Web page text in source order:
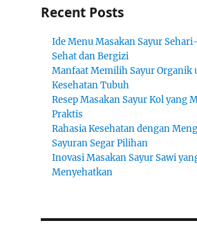
Recent Posts
Ide Menu Masakan Sayur
Sehat dan Bergizi
Manfaat Memilih Sayur Organik
Kesehatan Tubuh
Resep Masakan Sayur Kol yang
Praktis
Rahasia Kesehatan dengan
Sayuran Segar Pilihan
Inovasi Masakan Sayur Sawi
Menyehatkan